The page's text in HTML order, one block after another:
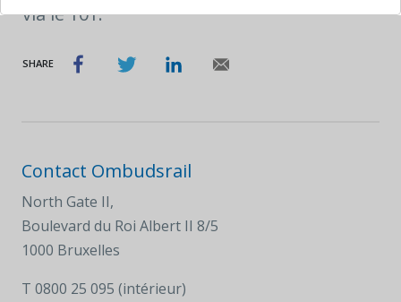
via le 101.
SHARE
Contact Ombudsrail
North Gate II,
Boulevard du Roi Albert II 8/5
1000 Bruxelles
T 0800 25 095 (intérieur)